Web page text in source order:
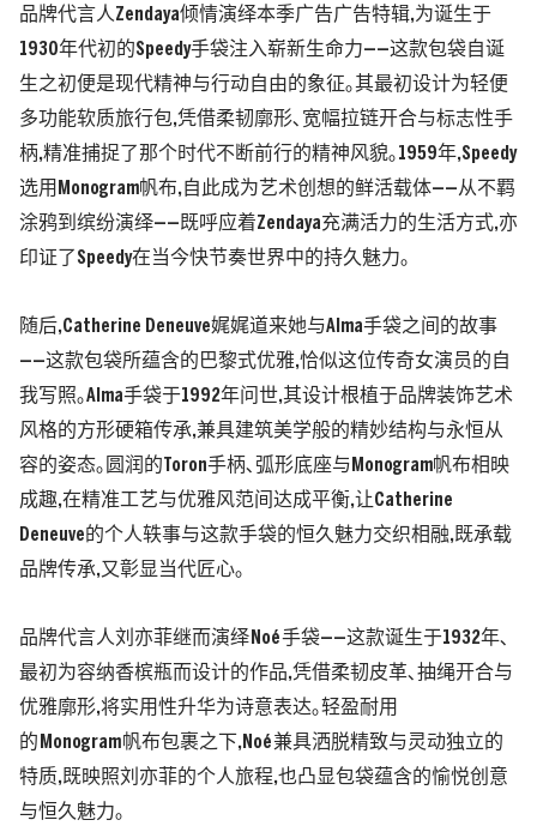
品牌代言人 Zendaya倾情演绎本季广告广告特辑,为诞生于
1930年代初的Speedy手袋注入崭新生命力——这款包袋自诞
生之初便是现代精神与行动自由的象征｡其最初设计为轻便
多功能软质旅行包,凭借柔韧廓形､宽幅拉链开合与标志性手
柄,精准捕捉了那个时代不断前行的精神风貌｡ 1959年,Speedy
选用 Monogram帆布, 自此成为艺术创想的鲜活载体——从不羁
涂鸦到缤纷演绎——既呼应着Zendaya充满活力的生活方式,亦
印证了 Speedy在当今快节奏世界中的持久魅力｡
随后,Catherine Deneuve娓娓道来她与Alma手袋之间的故事
——这款包袋所蕴含的巴黎式优雅,恰似这位传奇女演员的自
我写照｡Alma手袋于1992年问世,其设计根植于品牌装饰艺术
风格的方形硬箱传承,兼具建筑美学般的精妙结构与永恒从
容的姿态｡圆润的Toron手柄､弧形底座与 Monogram帆布相映
成趣,在精准工艺与优雅风范间达成平衡,让Catherine
Deneuve 的个人轶事与这款手袋的恒久魅力交织相融,既承载
品牌传承, 又彰显当代匠心｡
品牌代言人刘亦菲继而演绎 Noé手袋——这款诞生于1932年､
最初为容纳香槟瓶而设计的作品,凭借柔韧皮革､抽绳开合与
优雅廓形,将实用性升华为诗意表达｡轻盈耐用
的 Monogram帆布包裹之下 ,Noé 兼具洒脱精致与灵动独立的
特质,既映照刘亦菲的个人旅程,也凸显包袋蕴含的愉悦创意
与恒久魅力｡